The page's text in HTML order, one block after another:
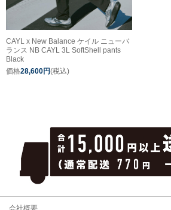
CAYL x New Balance ケイル ニューバ
ランス NB CAYL 3L SoftShell pants
Black
価格28,600円(税込)
会社概要